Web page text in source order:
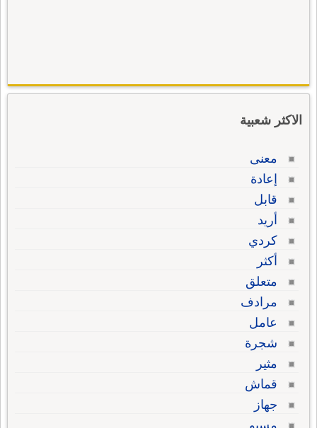
الاكثر شعبية
معنى
إعادة
قابل
أريد
كردي
أكثر
متعلق
مرادف
عامل
شجرة
مثير
قماش
جهاز